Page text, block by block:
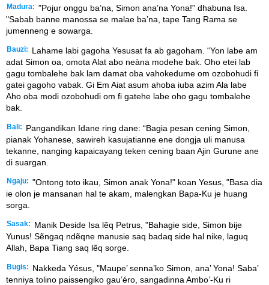
Madura: "Pojur onggu ba’na, Simon ana’na Yona!" dhabuna Isa.
"Sabab banne manossa se malae ba’na, tape Tang Rama se
jumenneng e sowarga.
Bauzi:
Lahame labi gagoha Yesusat fa ab gagoham. “Yon labe am
adat Simon oa, omota Alat abo neàna modehe bak. Oho etei lab
gagu tombalehe bak lam damat oba vahokedume om ozobohudi fi
gatei gagoho vabak. Gi Em Aiat asum ahoba iuba azim Ala labe
Aho oba modi ozobohudi om fi gatehe labe oho gagu tombalehe
bak.
Bali:
Pangandikan Idane ring dane: “Bagia pesan cening Simon,
pianak Yohanese, sawireh kasujatianne ene dongja uli manusa
tekanne, nanging kapaicayang teken cening baan Ajin Gurune ane
di suargan.
Ngaju: "Ontong toto ikau, Simon anak Yona!" koan Yesus, "Basa dia
ie olon je mansanan hal te akam, malengkan Bapa-Ku je huang
sorga.
Sasak:
Manik Deside Isa lẽq Petrus, "Bahagie side, Simon bije
Yunus! Sẽngaq ndẽqne manusie saq badaq side hal nike, laguq
Allah, Bapa Tiang saq lẽq sorge.
Bugis:
Nakkeda Yésus, "Maupe’ senna’ko Simon, ana’ Yona! Saba’
tenniya tolino paissengiko gau’éro, sangadinna Ambo’-Ku ri